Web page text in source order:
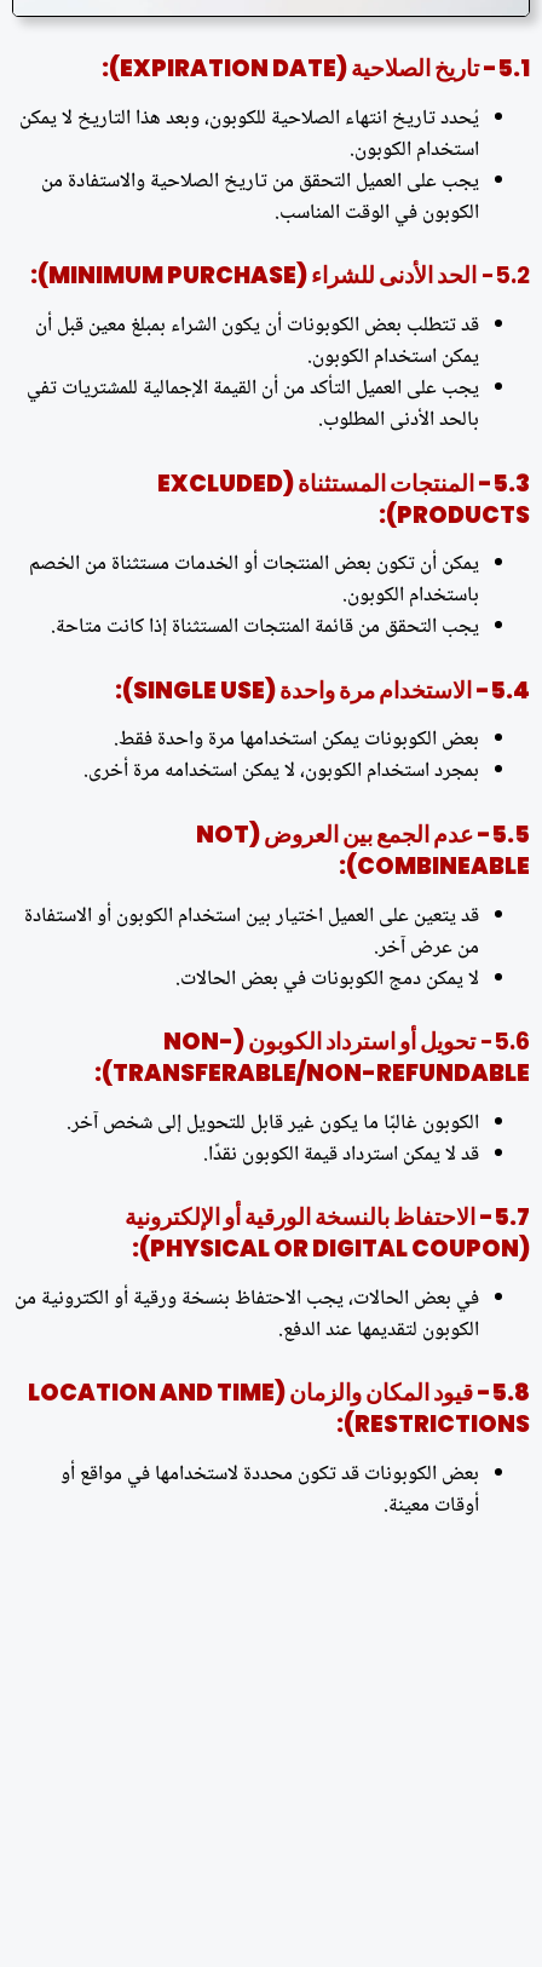
5.1- تاريخ الصلاحية (EXPIRATION DATE):
يُحدد تاريخ انتهاء الصلاحية للكوبون، وبعد هذا التاريخ لا يمكن
استخدام الكوبون.
يجب على العميل التحقق من تاريخ الصلاحية والاستفادة من
الكوبون في الوقت المناسب.
5.2- الحد الأدنى للشراء (MINIMUM PURCHASE):
قد تتطلب بعض الكوبونات أن يكون الشراء بمبلغ معين قبل أن
يمكن استخدام الكوبون.
يجب على العميل التأكد من أن القيمة الإجمالية للمشتريات تفي
بالحد الأدنى المطلوب.
5.3- المنتجات المستثناة (EXCLUDED
PRODUCTS):
يمكن أن تكون بعض المنتجات أو الخدمات مستثناة من الخصم
باستخدام الكوبون.
يجب التحقق من قائمة المنتجات المستثناة إذا كانت متاحة.
5.4- الاستخدام مرة واحدة (SINGLE USE):
بعض الكوبونات يمكن استخدامها مرة واحدة فقط.
بمجرد استخدام الكوبون، لا يمكن استخدامه مرة أخرى.
5.5- عدم الجمع بين العروض (NOT
COMBINEABLE):
قد يتعين على العميل اختيار بين استخدام الكوبون أو الاستفادة
من عرض آخر.
لا يمكن دمج الكوبونات في بعض الحالات.
5.6-
تحويل أو استرداد الكوبون (NON-
TRANSFERABLE/NON-REFUNDABLE):
الكوبون غالبًا ما يكون غير قابل للتحويل إلى شخص آخر.
قد لا يمكن استرداد قيمة الكوبون نقدًا.
5.7- الاحتفاظ بالنسخة الورقية أو الإلكترونية
(PHYSICAL OR DIGITAL COUPON):
في بعض الحالات، يجب الاحتفاظ بنسخة ورقية أو الكترونية من
الكوبون لتقديمها عند الدفع.
5.8- قيود المكان والزمان (LOCATION AND TIME
RESTRICTIONS):
بعض الكوبونات قد تكون محددة لاستخدامها في مواقع أو
أوقات معينة.